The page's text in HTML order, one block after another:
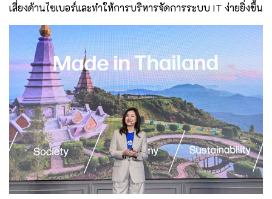
เสี่ยงด้านไซเบอร์และทำให้การบริหารจัดการระบบ IT ง่ายยิ่งขึ้น